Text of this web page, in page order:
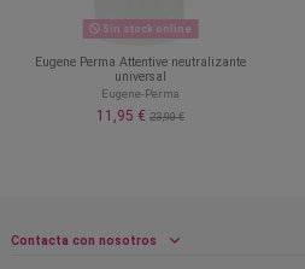
Sin stock online
Eugene Perma Attentive neutralizante
universal
Eugene-Perma
11,95 € 23,90 €
Contacta con nosotros